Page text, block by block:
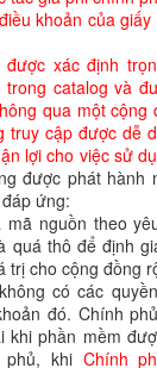
khoản của
xác định
catalog và
qua một cộng
truy cập được dễ
lợi cho việc sử
được phát hành
ứng:
mã nguồn theo
quá thô để định
trị cho cộng đồng
có các
đó. Chính
khi phần mềm
phủ, khi Chính